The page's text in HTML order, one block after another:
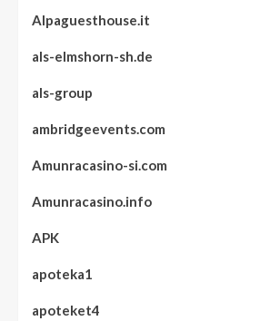
Alpaguesthouse.it
als-elmshorn-sh.de
als-group
ambridgeevents.com
Amunracasino-si.com
Amunracasino.info
APK
apoteka1
apoteket4